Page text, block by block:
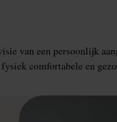
van een persoonlijk
comfortabele en